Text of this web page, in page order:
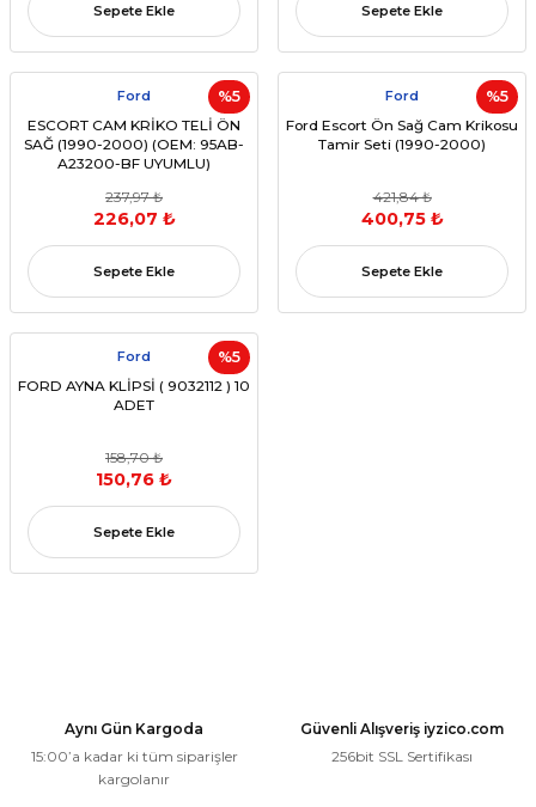
Sepete Ekle Sepete Ekle
%5
Ford
ESCORT CAM KRİKO TELİ ÖN
SAĞ (1990-2000) (OEM: 95AB-
A23200-BF UYUMLU)
237,97 ₺
226,07 ₺
Sepete Ekle
%5
Ford
Ford Escort Ön Sağ Cam Krikosu
Tamir Seti (1990-2000)
421,84 ₺
400,75 ₺
Sepete Ekle
%5
Ford
FORD AYNA KLİPSİ ( 9032112 ) 10
ADET
158,70 ₺
150,76 ₺
Sepete Ekle
Aynı Gün Kargoda
15:00’a kadar ki tüm siparişler
kargolanır
Güvenli Alışveriş iyzico.com
256bit SSL Sertifikası